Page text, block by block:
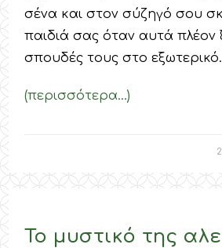
σένα και στον σύζηγό σου
παιδιά σας όταν αυτά πλέον
σπουδές τους στο εξωτερικό.
(περισσότερα…)
Το μυστικό της